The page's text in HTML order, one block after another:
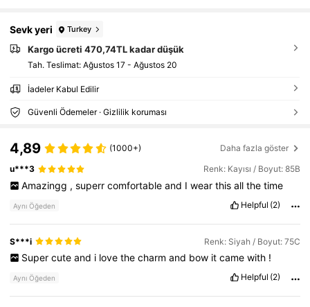
Sevk yeri Turkey
Kargo ücreti 470,74TL kadar düşük
Tah. Teslimat: Ağustos 17 - Ağustos 20
İadeler Kabul Edilir
Güvenli Ödemeler · Gizlilik koruması
4,89 (1000+) Daha fazla göster
u***3 Renk: Kayısı / Boyut: 85B
Amazingg , superr comfortable and I wear this all the time
Aynı Öğeden Helpful (2)
S***i Renk: Siyah / Boyut: 75C
Super cute and i love the charm and bow it came with !
Aynı Öğeden Helpful (2)